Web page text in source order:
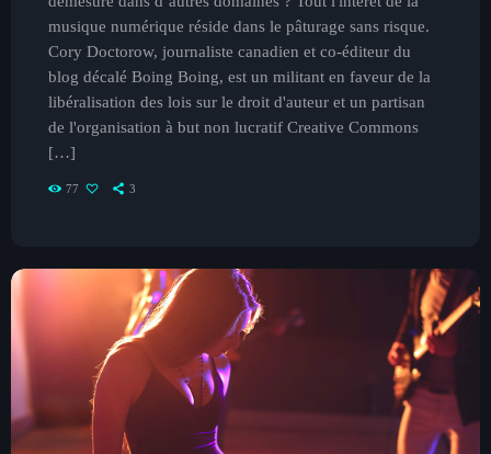
musique numérique réside dans le pâturage sans risque.
Cory Doctorow, journaliste canadien et co-éditeur du
blog décalé Boing Boing, est un militant en faveur de la
libéralisation des lois sur le droit d'auteur et un partisan
de l'organisation à but non lucratif Creative Commons
[…]
77 3